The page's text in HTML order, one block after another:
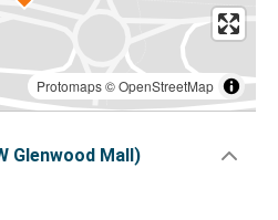
Protomaps©OpenStreetMap
Glenwood Mall)